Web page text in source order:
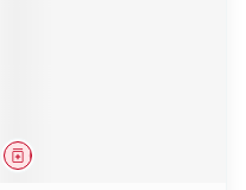
Geneesmiddel